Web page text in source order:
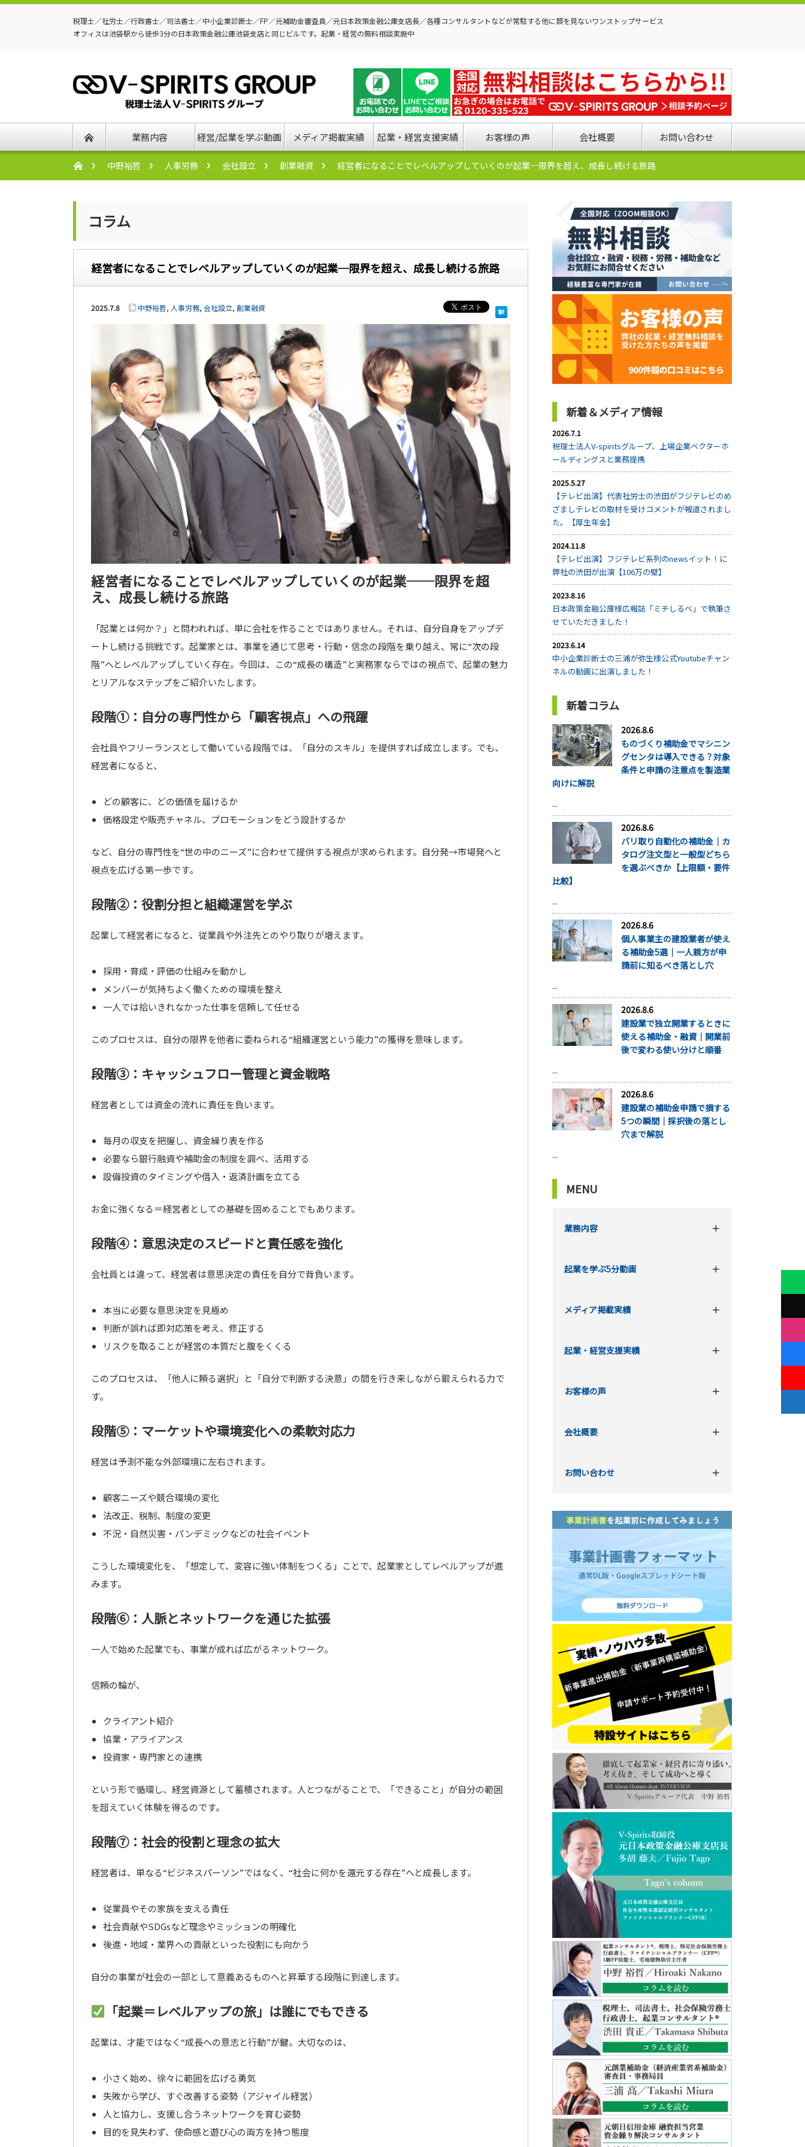
税理士／社労士／行政書士／司法書士／中小企業診断士／FP／元補助金審査員／元日本政策金融公庫支店長／各種コンサルタントなどが常駐する他に類を見ないワンストップサービス
オフィスは池袋駅から徒歩3分の日本政策金融公庫池袋支店と同じビルです。起業・経営の無料相談実施中
業務内容 経営/起業を学ぶ動画 メディア掲載実績 起業・経営支援実績 お客様の声 会社概要 お問い合わせ
中野裕哲 人事労務 会社設立 創業融資 経営者になることでレベルアップしていくのが起業─限界を超え、成長し続ける旅路
コラム
経営者になることでレベルアップしていくのが起業─限界を超え、成長し続ける旅路
2025.7.8 中野裕哲, 人事労務, 会社設立, 創業融資
経営者になることでレベルアップしていくのが起業──限界を超
え、成長し続ける旅路
「起業とは何か？」と問われれば、単に会社を作ることではありません。それは、自分自身をアップデ
ートし続ける挑戦です。起業家とは、事業を通じて思考・行動・信念の段階を乗り越え、常に“次の段
階”へとレベルアップしていく存在。今回は、この“成長の構造”と実務家ならではの視点で、起業の魅力
とリアルなステップをご紹介いたします。
段階①：自分の専門性から「顧客視点」への飛躍
会社員やフリーランスとして働いている段階では、「自分のスキル」を提供すれば成立します。でも、
経営者になると、
どの顧客に、どの価値を届けるか
価格設定や販売チャネル、プロモーションをどう設計するか
など、自分の専門性を“世の中のニーズ”に合わせて提供する視点が求められます。自分発→市場発へと
視点を広げる第一歩です。
段階②：役割分担と組織運営を学ぶ
起業して経営者になると、従業員や外注先とのやり取りが増えます。
採用・育成・評価の仕組みを動かし
メンバーが気持ちよく働くための環境を整え
一人では拾いきれなかった仕事を信頼して任せる
このプロセスは、自分の限界を他者に委ねられる“組織運営という能力”の獲得を意味します。
段階③：キャッシュフロー管理と資金戦略
経営者としては資金の流れに責任を負います。
毎月の収支を把握し、資金繰り表を作る
必要なら銀行融資や補助金の制度を調べ、活用する
設備投資のタイミングや借入・返済計画を立てる
お金に強くなる＝経営者としての基礎を固めることでもあります。
段階④：意思決定のスピードと責任感を強化
会社員とは違って、経営者は意思決定の責任を自分で背負います。
本当に必要な意思決定を見極め
判断が誤れば即対応策を考え、修正する
リスクを取ることが経営の本質だと腹をくくる
このプロセスは、「他人に頼る選択」と「自分で判断する決意」の間を行き来しながら鍛えられる力で
す。
段階⑤：マーケットや環境変化への柔軟対応力
経営は予測不能な外部環境に左右されます。
顧客ニーズや競合環境の変化
法改正、税制、制度の変更
不況・自然災害・パンデミックなどの社会イベント
こうした環境変化を、「想定して、変容に強い体制をつくる」ことで、起業家としてレベルアップが進
みます。
段階⑥：人脈とネットワークを通じた拡張
一人で始めた起業でも、事業が成れば広がるネットワーク。
信頼の輪が、
クライアント紹介
協業・アライアンス
投資家・専門家との連携
という形で循環し、経営資源として蓄積されます。人とつながることで、「できること」が自分の範囲
を超えていく体験を得るのです。
段階⑦：社会的役割と理念の拡大
経営者は、単なる“ビジネスパーソン”ではなく、“社会に何かを還元する存在”へと成長します。
従業員やその家族を支える責任
社会貢献やSDGsなど理念やミッションの明確化
後進・地域・業界への貢献といった役割にも向かう
自分の事業が社会の一部として意義あるものへと昇華する段階に到達します。
「起業＝レベルアップの旅」は誰にでもできる
起業は、才能ではなく“成長への意志と行動”が鍵。大切なのは、
小さく始め、徐々に範囲を広げる勇気
失敗から学び、すぐ改善する姿勢（アジャイル経営）
人と協力し、支援し合うネットワークを育む姿勢
目的を見失わず、使命感と遊び心の両方を持つ態度
新着＆メディア情報
2026.7.1
税理士法人V-spiritsグループ、上場企業ベクターホ
ールディングスと業務提携
2025.5.27
【テレビ出演】代表社労士の渋田がフジテレビのめ
ざましテレビの取材を受けコメントが報道されまし
た。【厚生年金】
2024.11.8
【テレビ出演】フジテレビ系列のnewsイット！に
弊社の渋田が出演【106万の壁】
2023.8.16
日本政策金融公庫様広報誌「ミチしるべ」で執筆さ
せていただきました！
2023.6.14
中小企業診断士の三浦が弥生様公式Youtubeチャン
ネルの動画に出演しました！
新着コラム
2026.8.6
ものづくり補助金でマシニン
グセンタは導入できる？対象
条件と申請の注意点を製造業
向けに解説
...
2026.8.6
バリ取り自動化の補助金｜カ
タログ注文型と一般型どちら
を選ぶべきか【上限額・要件
比較】
...
2026.8.6
個人事業主の建設業者が使え
る補助金5選｜一人親方が申
請前に知るべき落とし穴
...
2026.8.6
建設業で独立開業するときに
使える補助金・融資｜開業前
後で変わる使い分けと順番
...
2026.8.6
建設業の補助金申請で損する
5つの瞬間｜採択後の落とし
穴まで解説
...
MENU
業務内容
起業を学ぶ5分動画
メディア掲載実績
起業・経営支援実績
お客様の声
会社概要
お問い合わせ